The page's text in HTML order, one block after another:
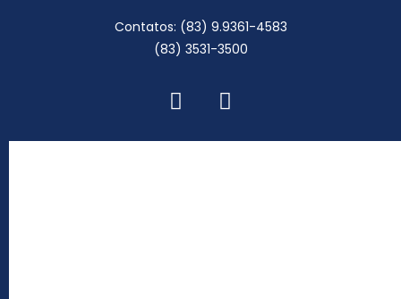
Contatos: (83) 9.9361-4583
(83) 3531-3500